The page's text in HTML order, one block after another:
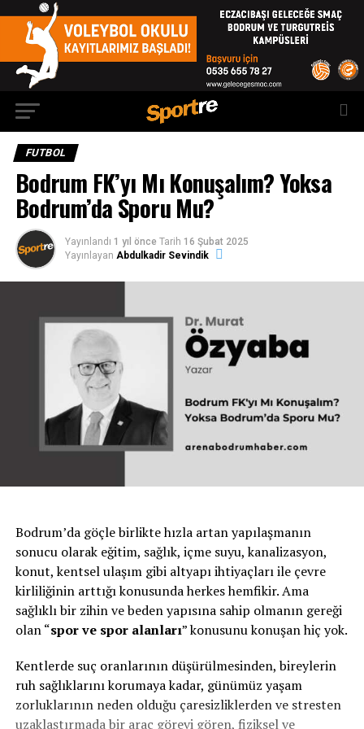
FUTBOL
Bodrum FK’yı Mı Konuşalım? Yoksa
Bodrum’da Sporu Mu?
Yayınlandı 1 yıl önce Tarih 16 Şubat 2025
Yayınlayan Abdulkadir Sevindik
Bodrum’da göçle birlikte hızla artan yapılaşmanın
sonucu olarak eğitim, sağlık, içme suyu, kanalizasyon,
konut, kentsel ulaşım gibi altyapı ihtiyaçları ile çevre
kirliliğinin arttığı konusunda herkes hemfikir. Ama
sağlıklı bir zihin ve beden yapısına sahip olmanın gereği
olan “spor ve spor alanları” konusunu konuşan hiç yok.
Kentlerde suç oranlarının düşürülmesinden, bireylerin
ruh sağlıklarını korumaya kadar, günümüz yaşam
zorluklarının neden olduğu çaresizliklerden ve stresten
uzaklaştırmada bir araç görevi gören, fiziksel ve